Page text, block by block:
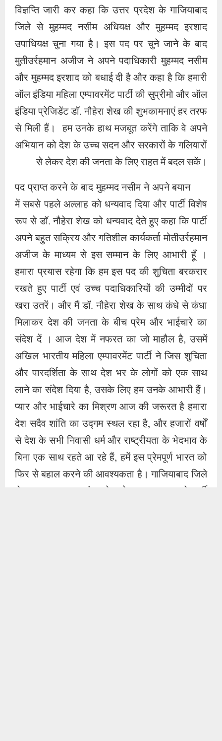
से मिली हैं। हम उनके हाथ मजबूत करेंगे ताकि वे अपने
अभियान को देश के उच्च सदन और सरकारों के गलियारों
से लेकर देश की जनता के लिए राहत में बदल सकें।
पद प्राप्त करने के बाद मुहम्मद नसीम ने अपने बयान
में सबसे पहले अल्लाह को धन्यवाद दिया और पार्टी विशेष
रूप से डॉ. नौहेरा शेख को धन्यवाद देते हुए कहा कि पार्टी
अपने बहुत सक्रिय और गतिशील कार्यकर्ता मोतीउर्रहमान
अजीज के माध्यम से इस सम्मान के लिए आभारी हूँ ।
हमारा प्रयास रहेगा कि हम इस पद की शुचिता बरकरार
रखते हुए पार्टी एवं उच्च पदाधिकारियों की उम्मीदों पर
खरा उतरें। और मैं डॉ. नौहेरा शेख के साथ कंधे से कंधा
मिलाकर देश की जनता के बीच प्रेम और भाईचारे का
संदेश दें । आज देश में नफरत का जो माहौल है, उसमें
अखिल भारतीय महिला एम्पावरमेंट पार्टी ने जिस शुचिता
और पारदर्शिता के साथ देश भर के लोगों को एक साथ
लाने का संदेश दिया है, उसके लिए हम उनके आभारी हैं।
प्यार और भाईचारे का मिश्रण आज की जरूरत है हमारा
देश सदैव शांति का उद्गम स्थल रहा है, और हजारों वर्षों
से देश के सभी निवासी धर्म और राष्ट्रीयता के भेदभाव के
बिना एक साथ रहते आ रहे हैं, हमें इस प्रेमपूर्ण भारत को
फिर से बहाल करने की आवश्यकता है। गाजियाबाद जिले
से उपाध्यक्ष का पद संभालने वाले मुहम्मद इरशाद ने पार्टी
हाईकमान खासकर डॉ. नौहेरा शेख का शुक्रिया अदा
किया और मुतीउर्रहमान अजीज को बधाई दी और कहा कि
जिस तरह से हमने अखिल भारतीय महिला एम्पावरमेंट
पार्टी को दिया है। आम जनता को अपने साथ लेकर चलने
का तोहफा, इससे हमारा दिल खुश और राहत महसूस कर
रहा है, हम लोगों के बीच जाएंगे और लोगों को उनके
अधिकारों के बारे में जागरूक करेंगे, हम सार्वजनिक